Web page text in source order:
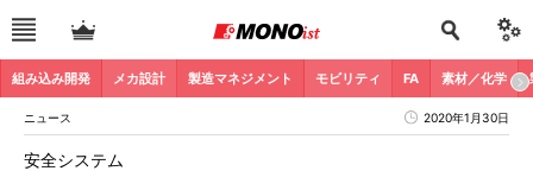
組み込み開発 メカ設計 製造マネジメント モビリティ FA 素材／化学
ニュース 2020年1月30日
安全システム